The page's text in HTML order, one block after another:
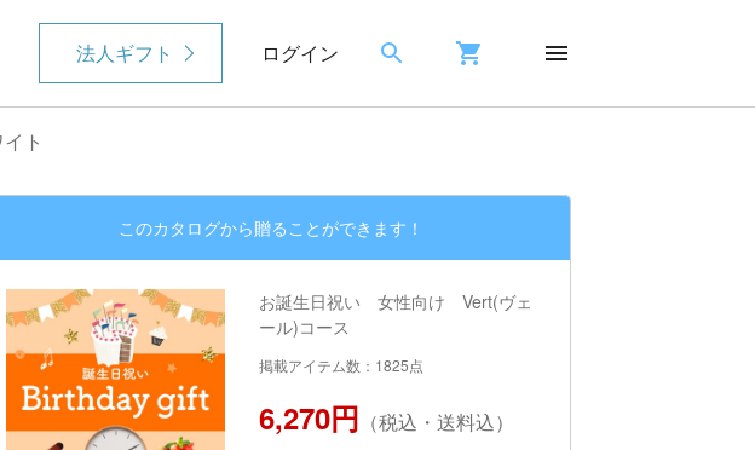
法人ギフト ログイン
ト
このカタログから贈ることができます！
お誕生日祝い 女性向け Vert(ヴェ
ール)コース
掲載アイテム数：1825点
6,270円 （税込・送料込）